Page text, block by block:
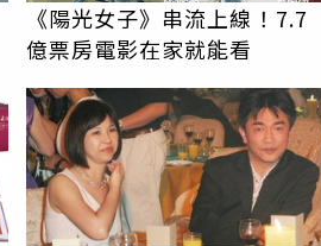
《陽光女子》串流上線！7.7
億票房電影在家就能看